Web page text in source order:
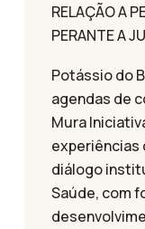
RELAÇÃO A
PERANTE A
Potássio do
agendas de
Mura
experiências
diálogo
Saúde, com